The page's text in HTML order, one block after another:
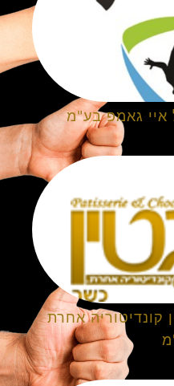
איי גאמפ בע"מ
קונדיטוריה אחרת